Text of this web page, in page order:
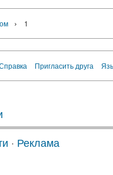
› 1
Пригласить друга
· Реклама